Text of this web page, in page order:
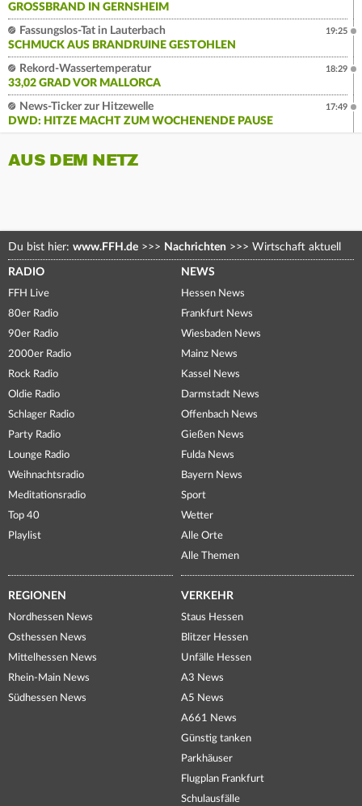
GROSSBRAND IN GERNSHEIM
Fassungslos-Tat in Lauterbach
SCHMUCK AUS BRANDRUINE GESTOHLEN
19:25
Rekord-Wassertemperatur
33,02 GRAD VOR MALLORCA
18:29
News-Ticker zur Hitzewelle
DWD: HITZE MACHT ZUM WOCHENENDE PAUSE
17:49
AUS DEM NETZ
Du bist hier: www.FFH.de >>> Nachrichten >>> Wirtschaft aktuell
RADIO
FFH Live
80er Radio
90er Radio
2000er Radio
Rock Radio
Oldie Radio
Schlager Radio
Party Radio
Lounge Radio
Weihnachtsradio
Meditationsradio
Top 40
Playlist
NEWS
Hessen News
Frankfurt News
Wiesbaden News
Mainz News
Kassel News
Darmstadt News
Offenbach News
Gießen News
Fulda News
Bayern News
Sport
Wetter
Alle Orte
Alle Themen
REGIONEN
Nordhessen News
Osthessen News
Mittelhessen News
Rhein-Main News
Südhessen News
VERKEHR
Staus Hessen
Blitzer Hessen
Unfälle Hessen
A3 News
A5 News
A661 News
Günstig tanken
Parkhäuser
Flugplan Frankfurt
Schulausfälle